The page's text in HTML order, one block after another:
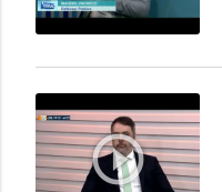
play_circle_outline